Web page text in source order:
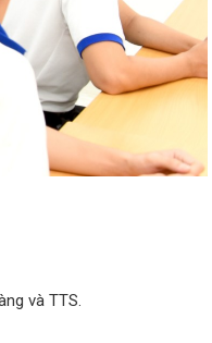
và TTS.